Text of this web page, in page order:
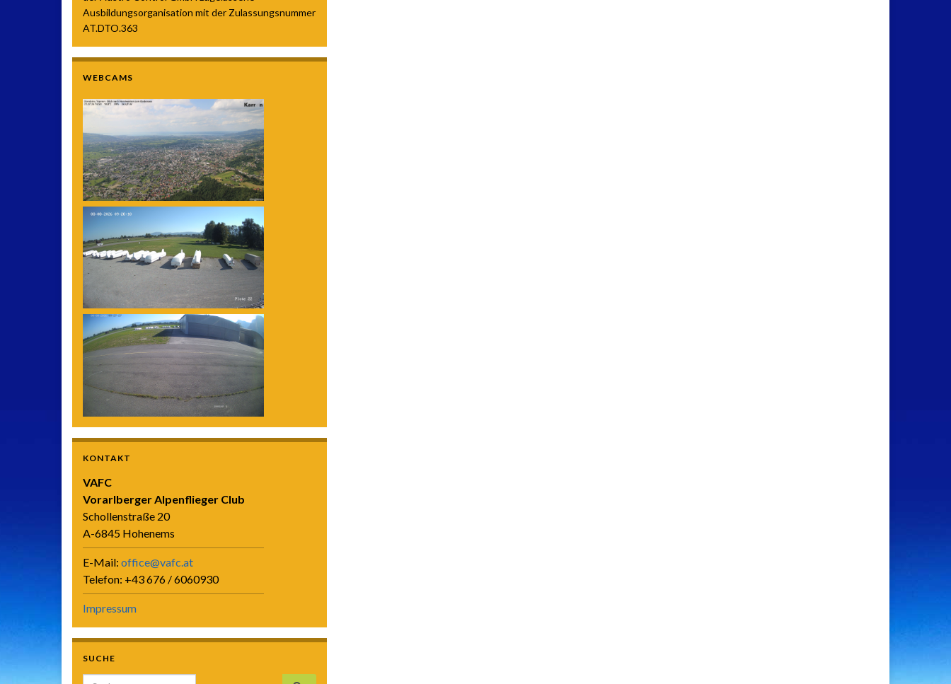
Ausbildungsorganisation mit der Zulassungsnummer
AT.DTO.363
WEBCAMS
KONTAKT
VAFC
Vorarlberger Alpenflieger Club
Schollenstraße 20
A-6845 Hohenems
E-Mail: office@vafc.at
Telefon: +43 676 / 6060930
Impressum
SUCHE